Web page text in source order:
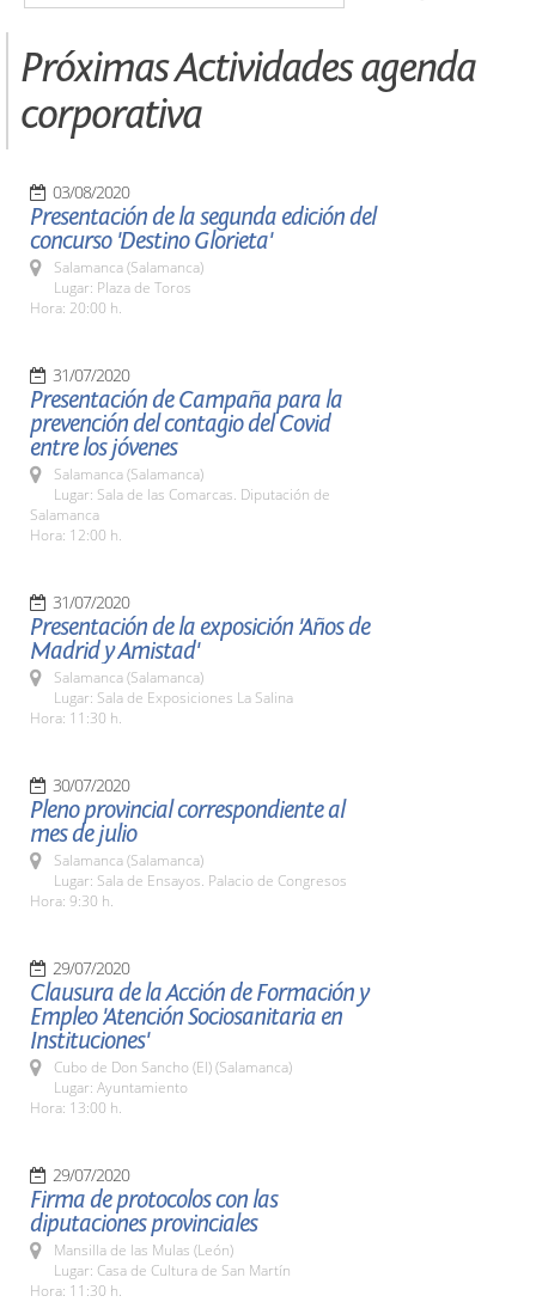
Próximas Actividades agenda
corporativa
03/08/2020
Presentación de la segunda edición del
concurso 'Destino Glorieta'
Salamanca (Salamanca)
Lugar: Plaza de Toros
Hora: 20:00 h.
31/07/2020
Presentación de Campaña para la
prevención del contagio del Covid
entre los jóvenes
Salamanca (Salamanca)
Lugar: Sala de las Comarcas. Diputación de
Salamanca
Hora: 12:00 h.
31/07/2020
Presentación de la exposición 'Años de
Madrid y Amistad'
Salamanca (Salamanca)
Lugar: Sala de Exposiciones La Salina
Hora: 11:30 h.
30/07/2020
Pleno provincial correspondiente al
mes de julio
Salamanca (Salamanca)
Lugar: Sala de Ensayos. Palacio de Congresos
Hora: 9:30 h.
29/07/2020
Clausura de la Acción de Formación y
Empleo 'Atención Sociosanitaria en
Instituciones'
Cubo de Don Sancho (El) (Salamanca)
Lugar: Ayuntamiento
Hora: 13:00 h.
29/07/2020
Firma de protocolos con las
diputaciones provinciales
Mansilla de las Mulas (León)
Lugar: Casa de Cultura de San Martín
Hora: 11:30 h.